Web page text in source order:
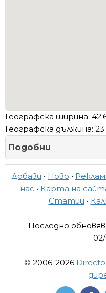
Географска ширина:
Географска дължина:
Подобни
Добави • Ново •
нас • Карта на
Статии •
Последно
© 2006-2026